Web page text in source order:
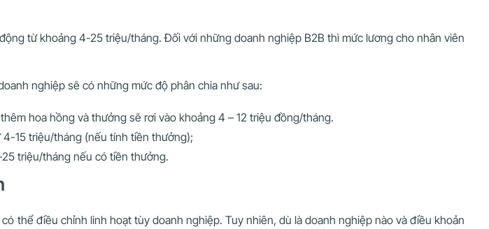
từ khoảng 4-25 triệu/tháng. Đối với những doanh nghiệp B2B thì mức lương cho nhân viên
nghiệp sẽ có những mức độ phân chia như sau:
hoa hồng và thưởng sẽ rơi vào khoảng 4 – 12 triệu đồng/tháng.
15 triệu/tháng (nếu tính tiền thưởng);
triệu/tháng nếu có tiền thưởng.
thể điều chỉnh linh hoạt tùy doanh nghiệp. Tuy nhiên, dù là doanh nghiệp nào và điều khoản